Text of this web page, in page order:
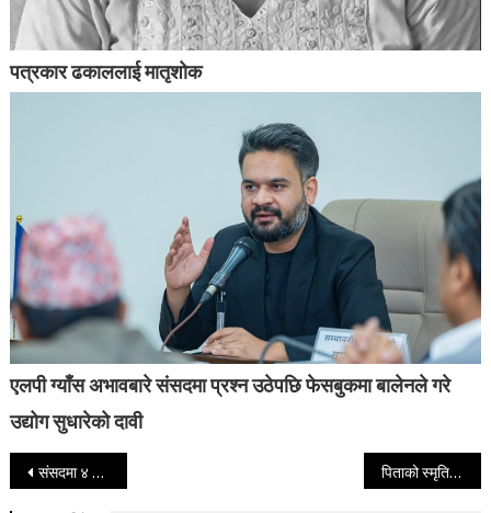
पत्रकार ढकाललाई मातृशोक
एलपी ग्याँस अभावबारे संसदमा प्रश्न उठेपछि फेसबुकमा बालेनले गरे
उद्योग सुधारेको दावी
Post navigation
संसदमा ४ प्रतिस्थापन विधेयक पेस गर्ने मन्त्रिपरिषद्को निर्णय पिताको स्मृतिमा विद्यालयलाई धारा